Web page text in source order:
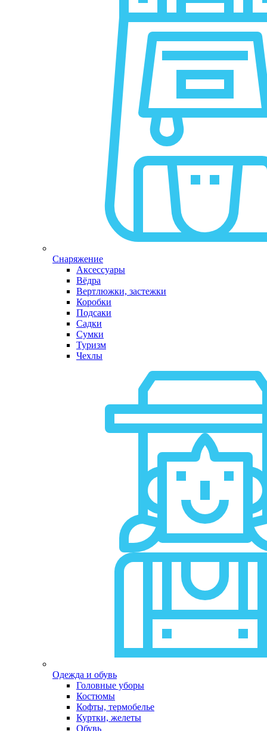
Снаряжение
Аксессуары
Вёдра
Вертлюжки, застежки
Коробки
Подсаки
Садки
Сумки
Туризм
Чехлы
Одежда и обувь
Головные уборы
Костюмы
Кофты, термобелье
Куртки, желеты
Обувь